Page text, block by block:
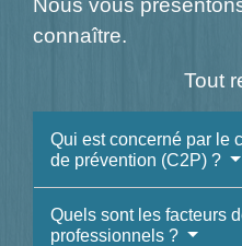
Nous vous
connaître.
Tout
Qui est concerné par le
de prévention (C2P) ?
Quels sont les facteurs
professionnels ?